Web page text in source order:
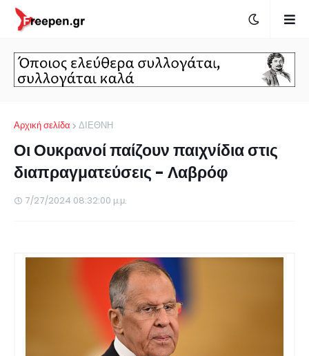
Αρχική σελίδα ΔΙΕΘΝΗ
Οι Ουκρανοί παίζουν παιχνίδια στις
διαπραγματεύσεις - Λαβρόφ
7/27/2024 08:32:00 μ.μ.